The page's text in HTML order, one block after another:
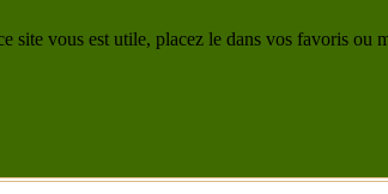
site vous est utile, placez le dans vos favoris ou